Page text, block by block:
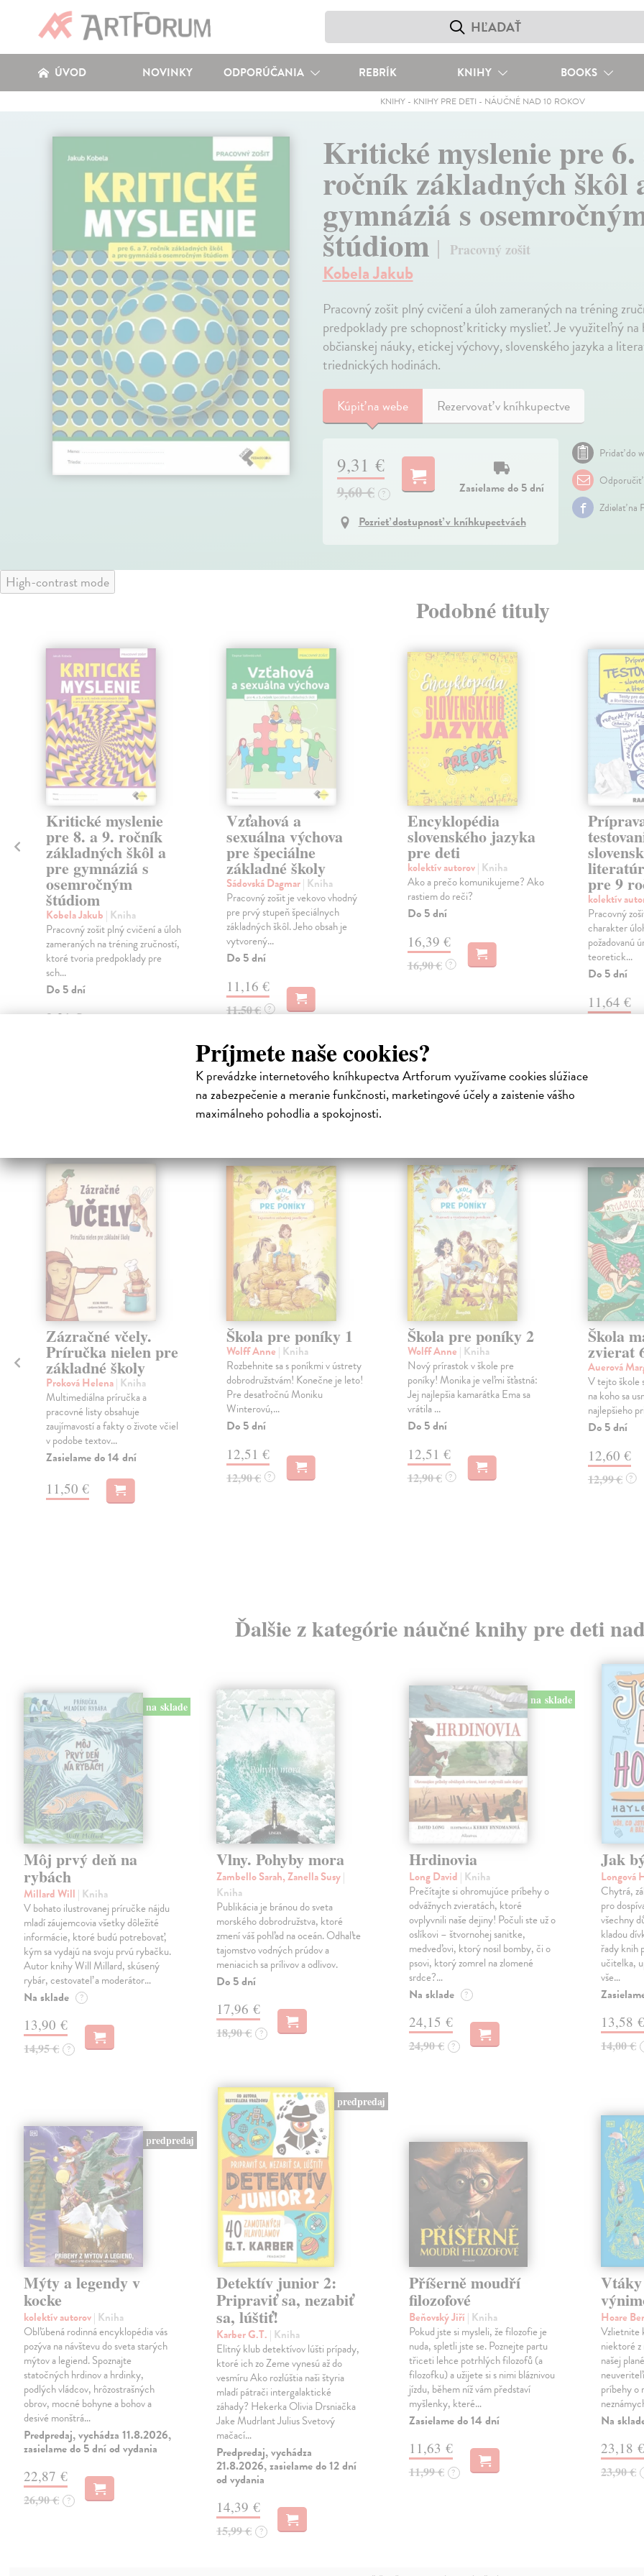
Príjmete naše cookies?
K prevádzke internetového kníhkupectva Artforum využívame cookies slúžiace
na zabezpečenie a meranie funkčnosti, marketingové účely a zaistenie vášho
maximálneho pohodlia a spokojnosti.
ÚVOD NOVINKY ODPORÚČANIA REBRÍK KNIHY BOOKS
KNIHY - KNIHY PRE DETI - NÁUČNÉ NAD 10 ROKOV
Kritické myslenie pre 6.
ročník základných škôl
gymnáziá s
štúdiom Pracovný zošit
Kobela Jakub
Pracovný zošit plný cvičení a úloh zameraných na tréning
predpoklady pre schopnosť kriticky myslieť. Je využiteľný na
občianskej náuky, etickej výchovy, slovenského jazyka a
triednických hodinách.
Kúpiťna webe Rezervovať v kníhkupectve
9,31 €
9,60 € ?
Zasielame do 5 dní
Pozrieť dostupnosť v kníhkupectvách
Pridať do
Odporučiť
Zdielať na
High-contrast mode
Podobné tituly
Kritické myslenie
pre 8. a 9. ročník
základných škôl a
pre gymnáziá s
osemročným
štúdiom
Kobela Jakub | Kniha
Pracovný zošit plný cvičení a úloh
zameraných na tréning zručností,
ktoré tvoria predpoklady pre
sch...
Do 5 dní
9,31 €
Vzťahová a
sexuálna výchova
pre špeciálne
základné školy
Sádovská Dagmar| Kniha
Pracovný zošit je vekovo vhodný
pre prvý stupeň špeciálnych
základných škôl. Jeho obsah je
vytvorený...
Do 5 dní
11,16 €
11,50 € ?
Encyklopédia
slovenského jazyka
pre deti
kolektív autorov| Kniha
Ako a prečo komunikujeme? Ako
rastiem do reči?
Do 5 dní
16,39 €
16,90 € ?
pre 9
kolektív
Pracovný
charakter
požadovanú
teoretick...
Do 5 dní
11,64 €
Čitatelia s podobným vkusom si
Zázračné včely.
Príručka nielen pre
základné školy
Proková Helena| Kniha
Multimediálna príručka a
pracovné listy obsahuje
zaujímavostí a fakty o živote včiel
v podobe textov...
Zasielame do 14 dní
11,50 €
Škola pre poníky 1
Wolff Anne | Kniha
Rozbehnite sa s poníkmi v ústrety
dobrodružstvám! Konečne je leto!
Pre desaťročnú Moniku
Winterovú,...
Do 5 dní
12,51 €
12,90 € ?
Škola pre poníky 2
Wolff Anne | Kniha
Nový prírastok v škole pre
poníky! Monika je veľmi šťastná:
Jej najlepšia kamarátka Ema sa
vrátila ...
Do 5 dní
12,51 €
12,90 € ?
Škola
zvierat
Auerová
V tejto škole
na koho sa
najlepšieho
Do 5 dní
12,60 €
12,99 € ?
Ďalšie z kategórie náučné knihy pre deti
na sklade
Môj prvý deň na
rybách
Millard Will | Kniha
V bohato ilustrovanej príručke nájdu
mladí záujemcovia všetky dôležité
informácie, ktoré budú potrebovať,
kým sa vydajú na svoju prvú rybačku.
Autor knihy Will Millard, skúsený
rybár, cestovateľ a moderátor…
Na sklade ?
13,90 €
14,95 € ?
Vlny. Pohyby mora
Zambello Sarah, Zanella Susy|
Kniha
Publikácia je bránou do sveta
morského dobrodružstva, ktoré
zmení váš pohľad na oceán. Odhaľte
tajomstvo vodných prúdov a
meniacich sa prílivov a odlivov.
Do 5 dní
17,96 €
18,90 € ?
na sklade
Hrdinovia
Long David | Kniha
Prečítajte si ohromujúce príbehy o
odvážnych zvieratách, ktoré
ovplyvnili naše dejiny! Počuli ste už o
oslíkovi – štvornohej sanitke,
medveďovi, ktorý nosil bomby, či o
psovi, ktorý zomrel na zlomené
srdce?…
Na sklade ?
24,15 €
24,90 € ?
Jak
Longová
Chytrá,
pro
všechny
kladou
řady knih
učitelka,
vše…
13,58 €
14,00 €
predpredaj
Mýty a legendy v
kocke
kolektív autorov| Kniha
Obľúbená rodinná encyklopédia vás
pozýva na návštevu do sveta starých
mýtov a legiend. Spoznajte
statočných hrdinov a hrdinky,
podlých vládcov, hrôzostrašných
obrov, mocné bohyne a bohov a
desivé monštrá…
Predpredaj, vychádza 11.8.2026,
zasielame do 5 dní od vydania
22,87 €
26,90 € ?
predpredaj
Detektív junior 2:
Pripraviť sa, nezabiť
sa, lúštiť!
Karber G.T. | Kniha
Elitný klub detektívov lúšti prípady,
ktoré ich zo Zeme vynesú až do
vesmíru Ako rozlúštia naši štyria
mladí pátrači intergalaktické
záhady? Hekerka Olivia Drsniačka
Jake Mudrlant Julius Svetový
mačací…
Predpredaj, vychádza
21.8.2026, zasielame do 12 dní
od vydania
14,39 €
15,99 € ?
Příšerně moudří
filozofové
Beňovský Jiří | Kniha
Pokud jste si mysleli, že filozofie je
nuda, spletli jste se. Poznejte partu
třiceti lehce potrhlých filozofů (a
filozofku) a užijete si s nimi bláznivou
jízdu, během níž vám představí
myšlenky, které…
Zasielame do 14 dní
11,63 €
11,99 € ?
Hoare
Vzlietnite
niektoré z
našej
príbehy o
Na
23,18 €
23,90 €